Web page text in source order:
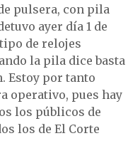
pulsera, con pila
ayer día 1 de
tipo de relojes
la pila dice basta
Estoy por tanto
operativo, pues hay
los públicos de
los de El Corte